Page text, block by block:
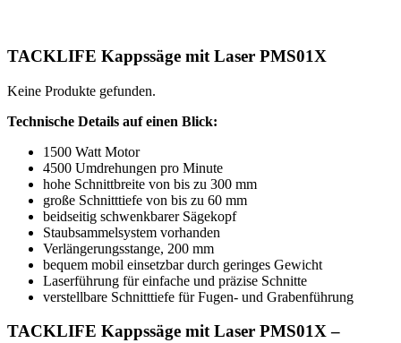
TACKLIFE Kappssäge mit Laser PMS01X
Keine Produkte gefunden.
Technische Details auf einen Blick:
1500 Watt Motor
4500 Umdrehungen pro Minute
hohe Schnittbreite von bis zu 300 mm
große Schnitttiefe von bis zu 60 mm
beidseitig schwenkbarer Sägekopf
Staubsammelsystem vorhanden
Verlängerungsstange, 200 mm
bequem mobil einsetzbar durch geringes Gewicht
Laserführung für einfache und präzise Schnitte
verstellbare Schnitttiefe für Fugen- und Grabenführung
TACKLIFE Kappssäge mit Laser PMS01X –